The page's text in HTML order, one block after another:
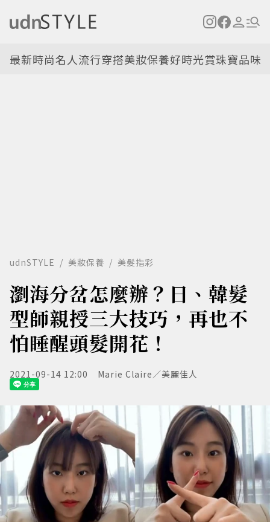
最新時尚名人流行穿搭美妝保養好時光賞珠寶品味
udnSTYLE 美妝保養 美髮指彩
瀏海分岔怎麼辦？日、韓髮
型師親授三大技巧，再也不
怕睡醒頭髮開花！
2021-09-14 12:00 Marie Claire／美麗佳人